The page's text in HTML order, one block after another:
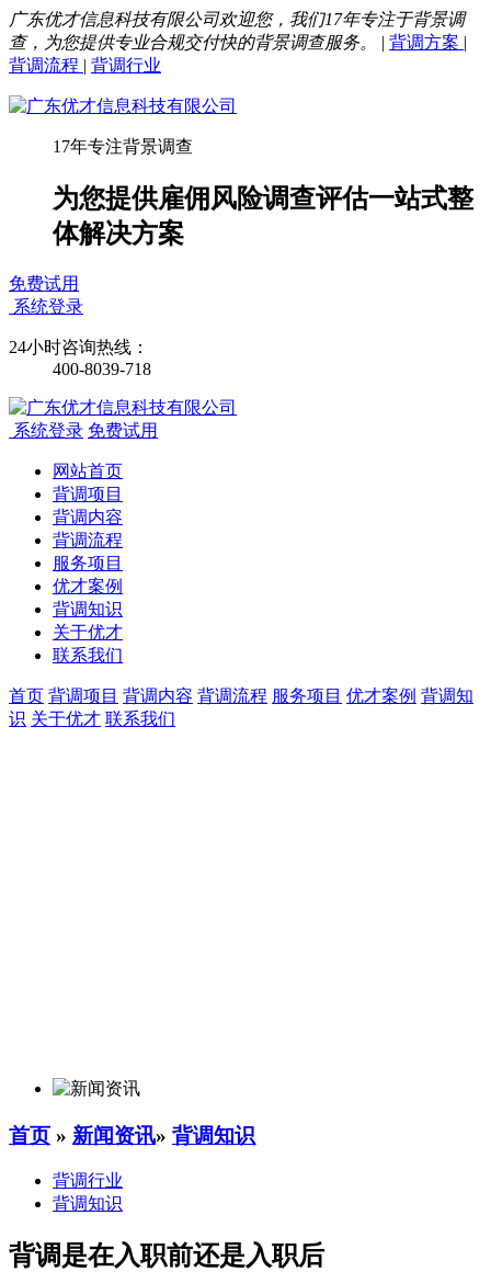
广东优才信息科技有限公司欢迎您，我们17年专注于背景调
查，为您提供专业合规交付快的背景调查服务。
| 背调方案 |
背调流程 | 背调行业
17年专注背景调查
为您提供雇佣风险调查评估一站式整
体解决方案
免费试用
系统登录
24小时咨询热线：
400-8039-718
系统登录 免费试用
网站首页
背调项目
背调内容
背调流程
服务项目
优才案例
背调知识
关于优才
联系我们
首页 背调项目 背调内容 背调流程 服务项目 优才案例 背调知
识 关于优才 联系我们
首页 » 新闻资讯» 背调知识
背调行业
背调知识
背调是在入职前还是入职后